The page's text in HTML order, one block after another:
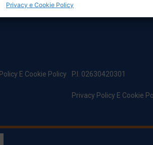
Privacy e Cookie Policy
E Cookie Policy P.I. 02630420301
Privacy Policy E Cookie